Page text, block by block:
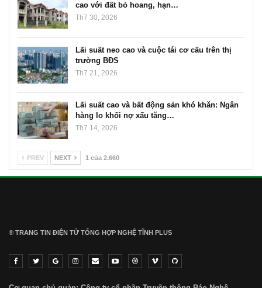
cao với đất bỏ hoang, hạn…
Th7 30, 2026
Lãi suất neo cao và cuộc tái cơ cấu trên thị
trường BĐS
Th7 21, 2026
Lãi suất cao và bất động sản khó khăn: Ngân
hàng lo khối nợ xấu tăng…
Th7 14, 2026
PREV NEXT 1 của 2.660
® TRANG TIN ĐIỆN TỬ ТỔNG HỢP NGHỆ TĨNH PLUS